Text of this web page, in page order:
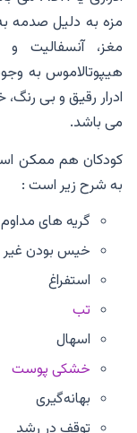
مزه به دلیل صدمه
مغز، آنسفالیت
هیپوتالاموس به
ادرار رقیق و بی
می باشد.
کودکان هم ممکن
به شرح زیر است :
گریه های مداوم
خیس بودن غیر
استفراغ
تب
اسهال
خشکی پوست
بهانه‌گیری